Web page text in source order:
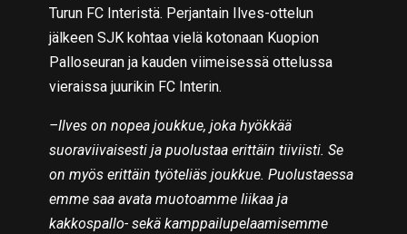
Turun FC Interistä. Perjantain Ilves-ottelun
jälkeen SJK kohtaa vielä kotonaan Kuopion
Palloseuran ja kauden viimeisessä ottelussa
vieraissa juurikin FC Interin.
–Ilves on nopea joukkue, joka hyökkää
suoraviivaisesti ja puolustaa erittäin tiiviisti. Se
on myös erittäin työteliäs joukkue. Puolustaessa
emme saa avata muotoamme liikaa ja
kakkospallo- sekä kamppailupelaamisemme